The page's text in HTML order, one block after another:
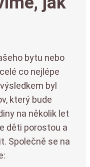
bytu nebo
co nejlépe
byl
který bude
na několik let
děti porostou a
Společně se na